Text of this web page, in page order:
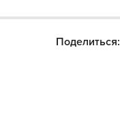
Поделиться: